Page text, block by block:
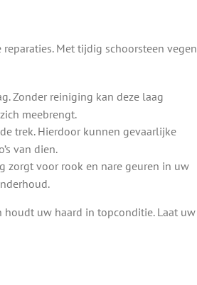
Met tijdig schoorsteen vegen
Zonder reiniging kan deze laag
meebrengt.
trek. Hierdoor kunnen gevaarlijke
van dien.
zorgt voor rook en nare geuren in uw
uw haard in topconditie. Laat uw